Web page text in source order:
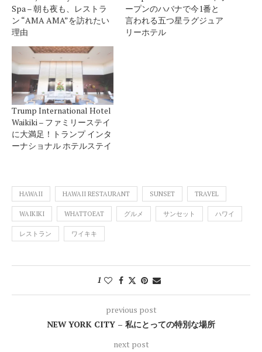
Spa – 朝も夜も、レストラ
ン “AMA AMA”を訪れたい
理由
ープンのハバナで今1番と
言われる五つ星ラグジュア
リーホテル
Trump International Hotel
Waikiki – ファミリーステイ
に大満足！トランプ インタ
ーナショナル ホテルステイ
HAWAII HAWAII RESTAURANT SUNSET TRAVEL
WAIKIKI WHATTOEAT グルメ サンセット ハワイ
レストラン ワイキキ
1
previous post
NEW YORK CITY – 私にとっての特別な場所
next post